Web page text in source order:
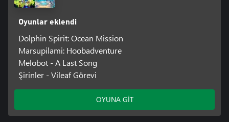
Oyunlar eklendi
Dolphin Spirit: Ocean Mission
Marsupilami: Hoobadventure
Melobot - A Last Song
Şirinler - Vileaf Görevi
OYUNA GİT